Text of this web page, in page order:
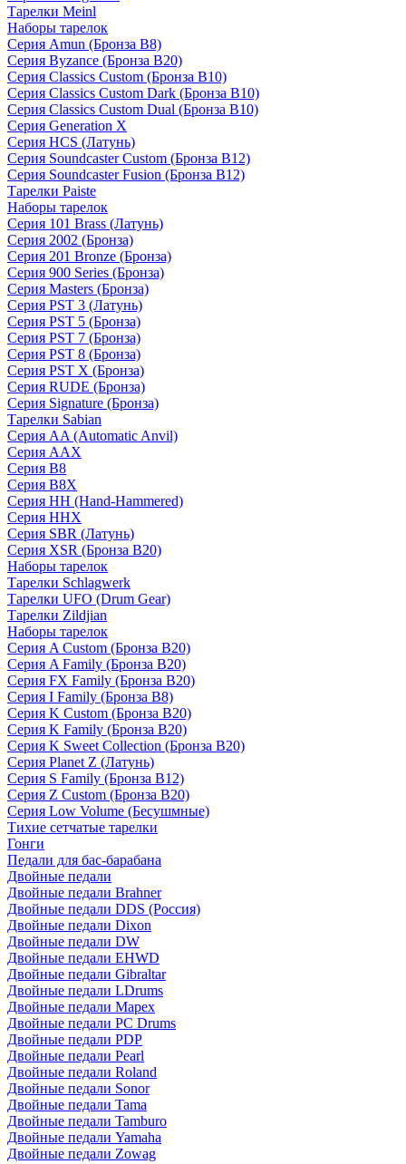
Тарелки Meinl
Наборы тарелок
Серия Amun (Бронза B8)
Серия Byzance (Бронза B20)
Серия Classics Custom (Бронза B10)
Серия Classics Custom Dark (Бронза B10)
Серия Classics Custom Dual (Бронза B10)
Серия Generation X
Серия HCS (Латунь)
Серия Soundcaster Custom (Бронза B12)
Серия Soundcaster Fusion (Бронза B12)
Тарелки Paiste
Наборы тарелок
Серия 101 Brass (Латунь)
Серия 2002 (Бронза)
Серия 201 Bronze (Бронза)
Серия 900 Series (Бронза)
Серия Masters (Бронза)
Серия PST 3 (Латунь)
Серия PST 5 (Бронза)
Серия PST 7 (Бронза)
Серия PST 8 (Бронза)
Серия PST X (Бронза)
Серия RUDE (Бронза)
Серия Signature (Бронза)
Тарелки Sabian
Серия AA (Automatic Anvil)
Серия AAX
Серия B8
Серия B8X
Серия HH (Hand-Hammered)
Серия HHX
Серия SBR (Латунь)
Серия XSR (Бронза B20)
Наборы тарелок
Тарелки Schlagwerk
Тарелки UFO (Drum Gear)
Тарелки Zildjian
Наборы тарелок
Серия A Custom (Бронза B20)
Серия A Family (Бронза B20)
Серия FX Family (Бронза B20)
Серия I Family (Бронза B8)
Серия K Custom (Бронза B20)
Серия K Family (Бронза B20)
Серия K Sweet Collection (Бронза B20)
Серия Planet Z (Латунь)
Серия S Family (Бронза B12)
Серия Z Custom (Бронза B20)
Серия Low Volume (Бесушмные)
Тихие сетчатые тарелки
Гонги
Педали для бас-барабана
Двойные педали
Двойные педали Brahner
Двойные педали DDS (Россия)
Двойные педали Dixon
Двойные педали DW
Двойные педали EHWD
Двойные педали Gibraltar
Двойные педали LDrums
Двойные педали Mapex
Двойные педали PC Drums
Двойные педали PDP
Двойные педали Pearl
Двойные педали Roland
Двойные педали Sonor
Двойные педали Tama
Двойные педали Tamburo
Двойные педали Yamaha
Двойные педали Zowag